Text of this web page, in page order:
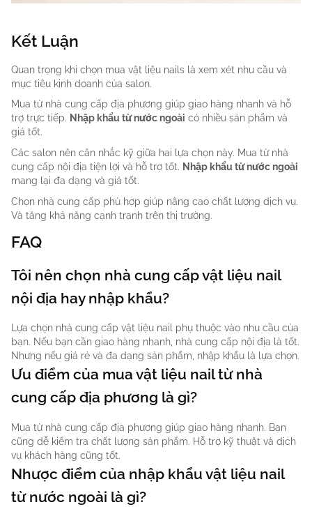
Kết Luận
Quan trọng khi chọn mua vật liệu nails là xem xét nhu cầu và
mục tiêu kinh doanh của salon.
Mua từ nhà cung cấp địa phương giúp giao hàng nhanh và hỗ
trợ trực tiếp. Nhập khẩu từ nước ngoài có nhiều sản phẩm và
giá tốt.
Các salon nên cân nhắc kỹ giữa hai lựa chọn này. Mua từ nhà
cung cấp nội địa tiện lợi và hỗ trợ tốt. Nhập khẩu từ nước ngoài
mang lại đa dạng và giá tốt.
Chọn nhà cung cấp phù hợp giúp nâng cao chất lượng dịch vụ.
Và tăng khả năng cạnh tranh trên thị trường.
FAQ
Tôi nên chọn nhà cung cấp vật liệu nail
nội địa hay nhập khẩu?
Lựa chọn nhà cung cấp vật liệu nail phụ thuộc vào nhu cầu của
bạn. Nếu bạn cần giao hàng nhanh, nhà cung cấp nội địa là tốt.
Nhưng nếu giá rẻ và đa dạng sản phẩm, nhập khẩu là lựa chọn.
Ưu điểm của mua vật liệu nail từ nhà
cung cấp địa phương là gì?
Mua từ nhà cung cấp địa phương giúp giao hàng nhanh. Bạn
cũng dễ kiểm tra chất lượng sản phẩm. Hỗ trợ kỹ thuật và dịch
vụ khách hàng cũng tốt.
Nhược điểm của nhập khẩu vật liệu nail
từ nước ngoài là gì?